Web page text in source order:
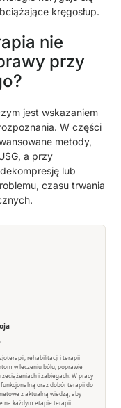
kręgosłup.
nie
przy
jest wskazaniem
W części
metody,
a przy
lub
czasu trwania
rehabilitacji i terapii
w leczeniu bólu, poprawie
i zabiegach. W pracy
oraz dobór terapii do
z aktualną wiedzą, aby
na każdym etapie terapii.